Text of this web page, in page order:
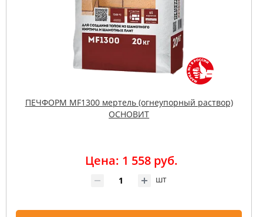
ПЕЧФОРМ MF1300 мертель (огнеупорный раствор)
ОСНОВИТ
Цена: 1 558 руб.
шт